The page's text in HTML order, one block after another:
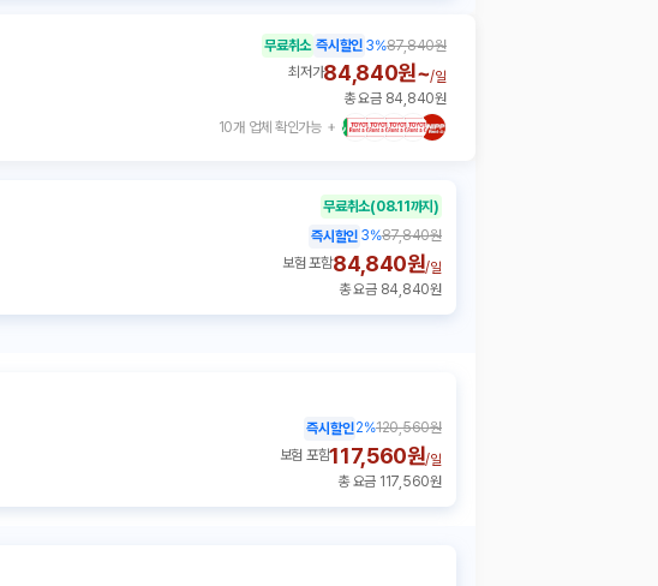
10개 업체 확인가능
무료취소 즉시할인 3%87,840원
최저가84,840원~/일
총 요금 84,840원
무료취소(08.11까지)
즉시할인 3%87,840원
보험 포함84,840원/일
총 요금 84,840원
즉시할인2%120,560원
보험 포함117,560원/일
총 요금 117,560원